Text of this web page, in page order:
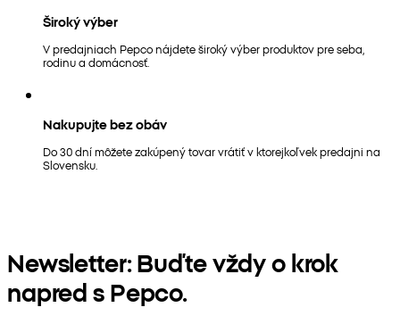
Široký výber
V predajniach Pepco nájdete široký výber produktov pre seba,
rodinu a domácnosť.
Nakupujte bez obáv
Do 30 dní môžete zakúpený tovar vrátiť v ktorejkoľvek predajni na
Slovensku.
Newsletter: Buďte vždy o krok
napred s Pepco.